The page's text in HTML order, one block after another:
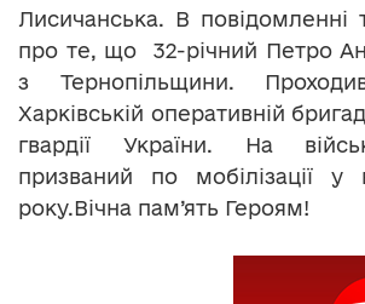
Лисичанська. В повідомленні
про те, що 32-річний Петро
з Тернопільщини.
Харківській оперативній
гвардії України. На
призваний по мобілізації у
року.Вічна пам’ять Героям!